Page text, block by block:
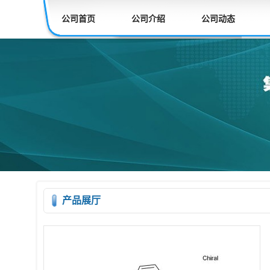
公司首页 公司介绍 公司动态
产品展厅